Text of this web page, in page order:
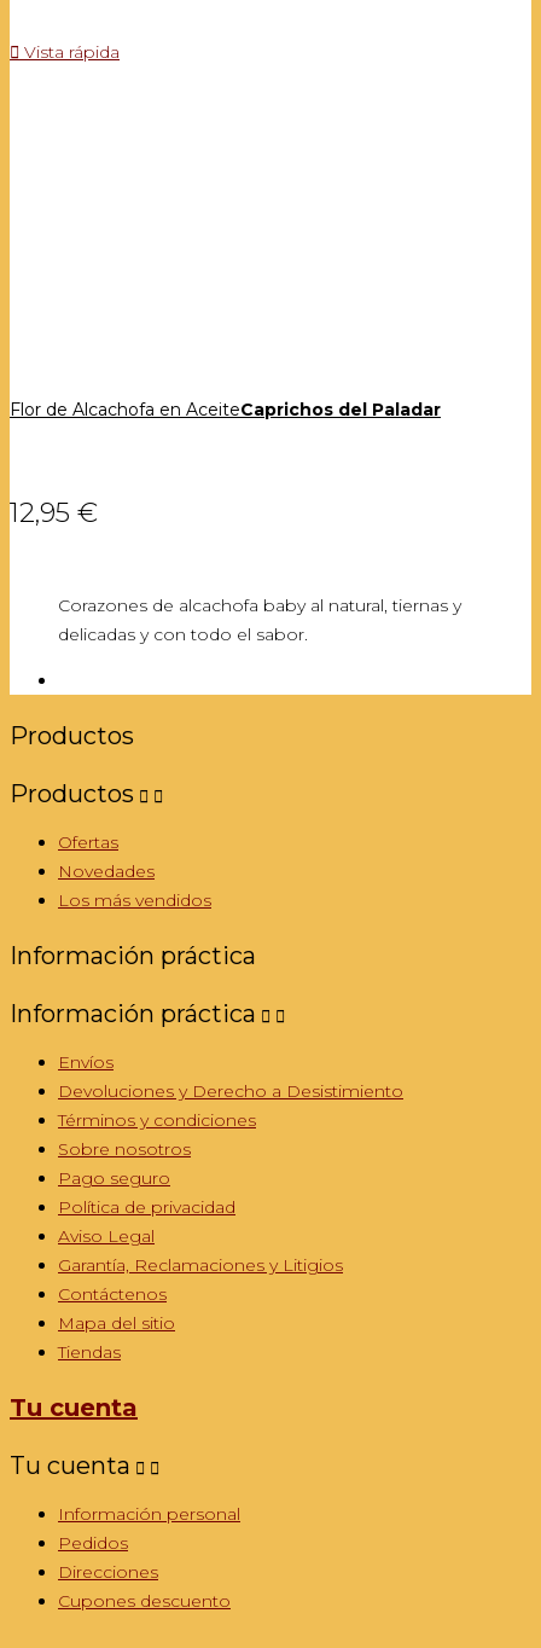
 Vista rápida
Flor de Alcachofa en AceiteCaprichos del Paladar
12,95 €
Corazones de alcachofa baby al natural, tiernas y
delicadas y con todo el sabor.
Productos
Productos  
Ofertas
Novedades
Los más vendidos
Información práctica
Información práctica  
Envíos
Devoluciones y Derecho a Desistimiento
Términos y condiciones
Sobre nosotros
Pago seguro
Política de privacidad
Aviso Legal
Garantía, Reclamaciones y Litigios
Contáctenos
Mapa del sitio
Tiendas
Tu cuenta
Tu cuenta  
Información personal
Pedidos
Direcciones
Cupones descuento